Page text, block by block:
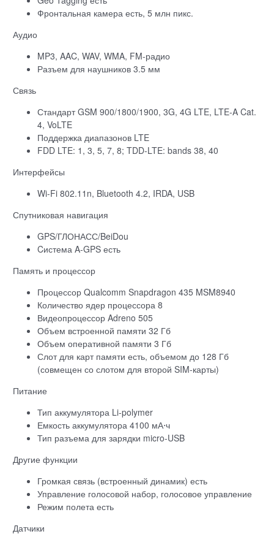
Фронтальная камера есть, 5 млн пикс.
Аудио
MP3, AAC, WAV, WMA, FM-радио
Разъем для наушников 3.5 мм
Связь
Стандарт GSM 900/1800/1900, 3G, 4G LTE, LTE-A Cat.
4, VoLTE
Поддержка диапазонов LTE
FDD LTE: 1, 3, 5, 7, 8; TDD-LTE: bands 38, 40
Интерфейсы
Wi-Fi 802.11n, Bluetooth 4.2, IRDA, USB
Спутниковая навигация
GPS/ГЛОНАСС/BeiDou
Cистема A-GPS есть
Память и процессор
Процессор Qualcomm Snapdragon 435 MSM8940
Количество ядер процессора 8
Видеопроцессор Adreno 505
Объем встроенной памяти 32 Гб
Объем оперативной памяти 3 Гб
Слот для карт памяти есть, объемом до 128 Гб
(совмещен со слотом для второй SIM-карты)
Питание
Тип аккумулятора Li-polymer
Емкость аккумулятора 4100 мА⋅ч
Тип разъема для зарядки micro-USB
Другие функции
Громкая связь (встроенный динамик) есть
Управление голосовой набор, голосовое управление
Режим полета есть
Датчики